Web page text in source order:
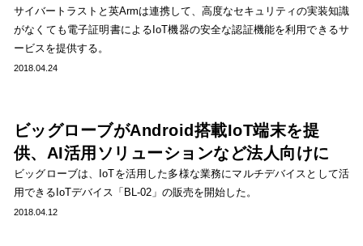
サイバートラストと英Armは連携して、高度なセキュリティの実装知識
がなくても電子証明書によるIoT機器の安全な認証機能を利用できるサ
ービスを提供する。
2018.04.24
ビッグローブがAndroid搭載IoT端末を提
供、AI活用ソリューションなど法人向けに
ビッグローブは、IoTを活用した多様な業務にマルチデバイスとして活
用できるIoTデバイス「BL-02」の販売を開始した。
2018.04.12